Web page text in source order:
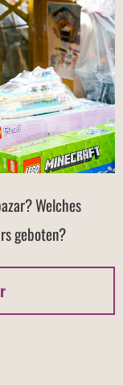
Welches
geboten?